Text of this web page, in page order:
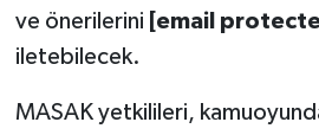
ve önerilerini [email
iletebilecek.
MASAK yetkilileri,